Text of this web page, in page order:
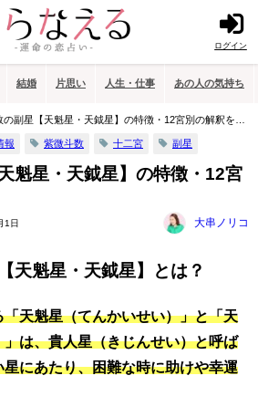
ログイン
結婚 片思い 人生・仕事 あの人の気持ち
の副星【天魁星・天鉞星】の特徴・12宮別の解釈を解
報 紫微斗数 十二宮 副星
魁星・天鉞星】の特徴・12宮
1日 大串ノリコ
天魁星・天鉞星】とは？
天魁星（てんかいせい）」と「天
は、貴人星（きじんせい）と呼ば
にあたり、困難な時に助けや幸運